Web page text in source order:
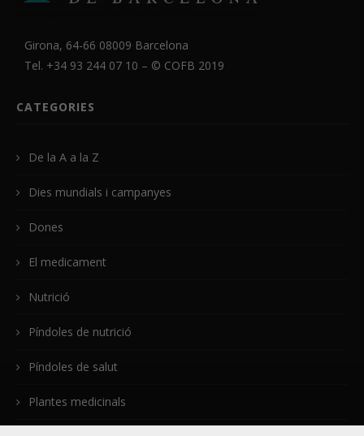
Girona, 64-66 08009 Barcelona
Tel. +34 93 244 07 10 – © COFB 2019
CATEGORIES
De la A a la Z
Dies mundials i campanyes
Dones
El medicament
Nutrició
Píndoles de nutrició
Píndoles de salut
Plantes medicinals